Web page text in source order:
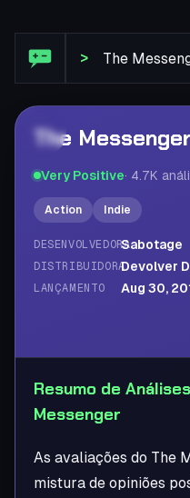
>
The
Very Positive· 4.7K
Action Indie
DESENVOLVEDORASabotage
DISTRIBUIDORADevolver
LANÇAMENTO Aug 30,
Resumo de
Messenger
As avaliações do The
mistura de opiniões